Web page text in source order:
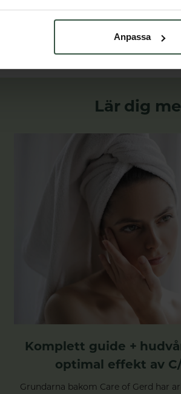
Anpassa
LÄGG I
Lär dig
Komplett guide +
optimal effekt av
Grundarna bakom Care of Gerd har